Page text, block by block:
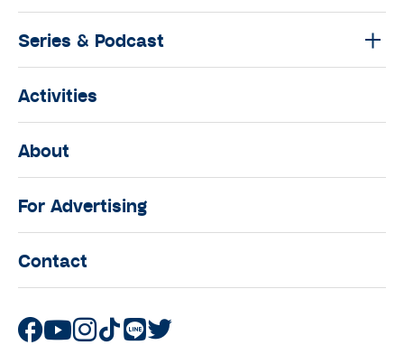
Series & Podcast
Activities
About
For Advertising
Contact